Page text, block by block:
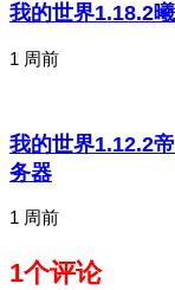
我的世界1.18.2
1 周前
我的世界1.12.2
务器
1 周前
1个评论